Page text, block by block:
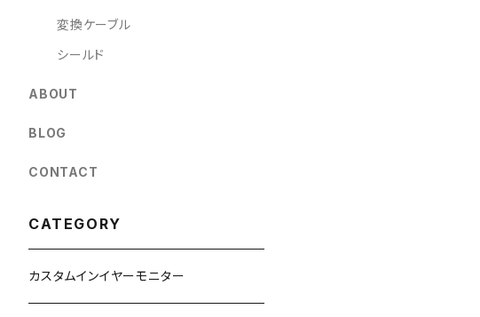
変換ケーブル
シールド
ABOUT
BLOG
CONTACT
CATEGORY
カスタムインイヤーモニター